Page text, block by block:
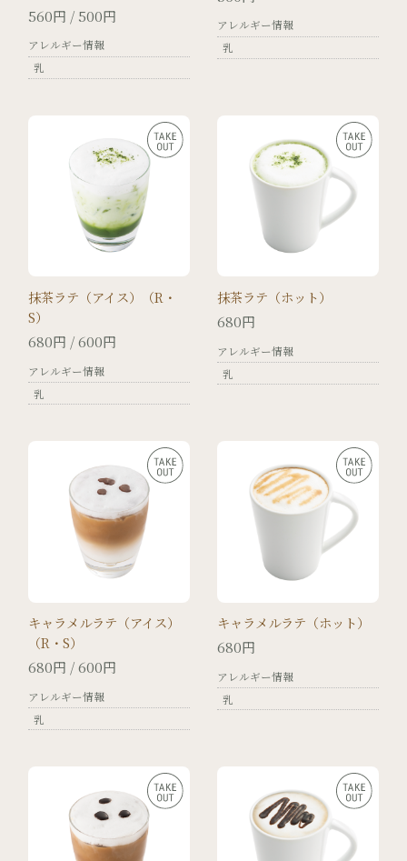
560円 / 500円
アレルギー情報
乳
アレルギー情報
乳
抹茶ラテ（アイス）（R・
S）
680円 / 600円
アレルギー情報
乳
抹茶ラテ（ホット）
680円
アレルギー情報
乳
キャラメルラテ（アイス）
（R・S）
680円 / 600円
アレルギー情報
乳
キャラメルラテ（ホット）
680円
アレルギー情報
乳